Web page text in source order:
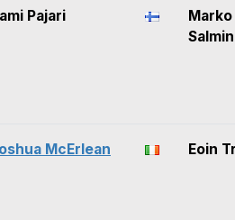
Pajari
Marko
McErlean Eoin